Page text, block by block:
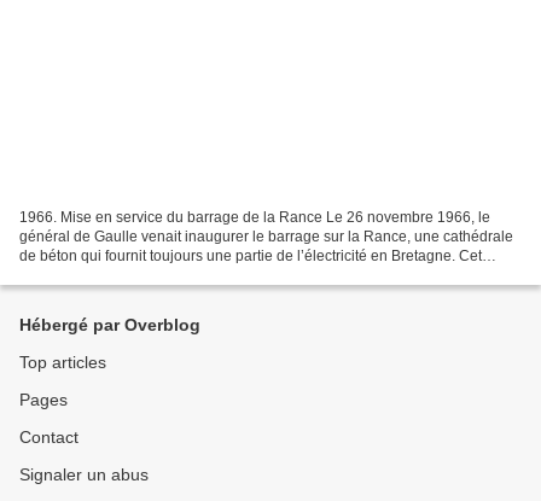
1966. Mise en service du barrage de la Rance Le 26 novembre 1966, le
général de Gaulle venait inaugurer le barrage sur la Rance, une cathédrale
de béton qui fournit toujours une partie de l’électricité en Bretagne. Cet
Hébergé par Overblog
Top articles
Pages
Contact
Signaler un abus